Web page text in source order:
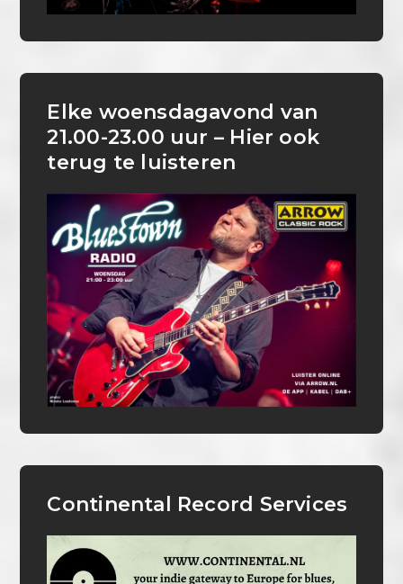
Elke woensdagavond van
21.00-23.00 uur – Hier ook
terug te luisteren
Continental Record Services